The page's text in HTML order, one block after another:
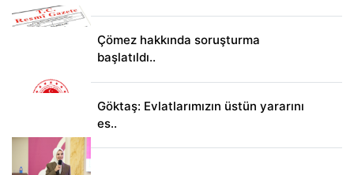
Çömez hakkında soruşturma
başlatıldı..
Göktaş: Evlatlarımızın üstün yararını
es..